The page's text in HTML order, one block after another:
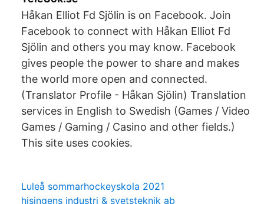
Håkan Elliot Fd Sjölin is on Facebook. Join
Facebook to connect with Håkan Elliot Fd
Sjölin and others you may know. Facebook
gives people the power to share and makes
the world more open and connected.
(Translator Profile - Håkan Sjölin) Translation
services in English to Swedish (Games / Video
Games / Gaming / Casino and other fields.)
This site uses cookies.
Luleå sommarhockeyskola 2021
hisingens industri & svetsteknik ab